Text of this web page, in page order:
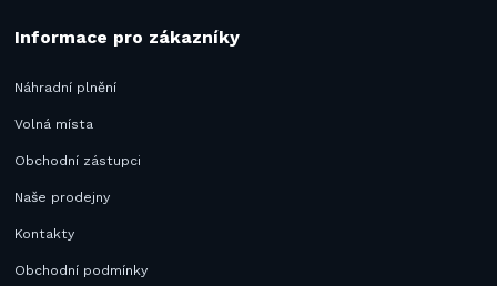
Informace pro zákazníky
Náhradní plnění
Volná místa
Obchodní zástupci
Naše prodejny
Kontakty
Obchodní podmínky